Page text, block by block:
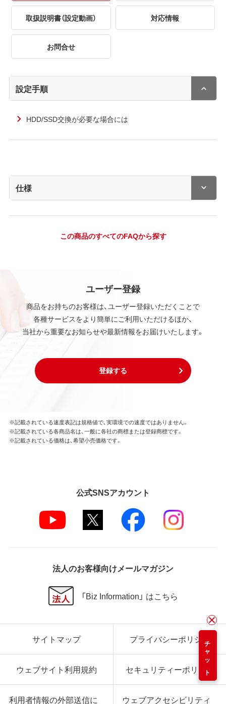
取扱説明書（設定動画） 対応情報
お問合せ
設定手順
HDD/SSD交換が必要な場合には
仕様
この商品のすべてのFAQから探す
ユーザー登録
商品をお持ちのお客様は、ユーザー登録いただくことで
各種サービスをより簡単にご利用いただけるほか、
当社から重要なお知らせや最新情報をお届けいたします。
登録する
チャット
※記載されている速度表記は規格値で、実環境での速度ではありません。
※記載されている各商品名は、一般に各社の商標または登録商標です。
※記載されている価格は、希望小売価格です。
公式SNSアカウント
法人のお客様向けメールマガジン
「Biz Information」 はこちら
サイトマップ プライバシーポリシー
ウェブサイト利用規約 セキュリティーポリシー
利用者情報の外部送信に ウェブアクセシビリティ